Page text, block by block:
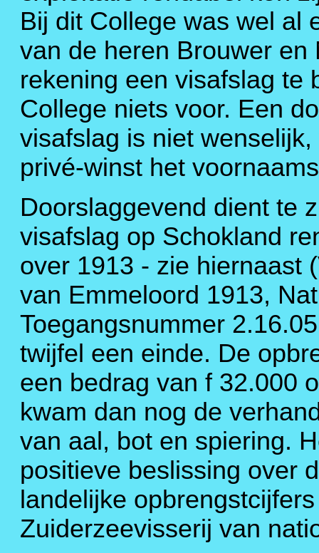
Bij dit College was wel al
van de heren Brouwer
rekening een visafslag te
College niets voor. Een
visafslag is niet
privé-winst het
Doorslaggevend dient te
visafslag op Schokland
over 1913 - zie hiernaast
van Emmeloord 1913,
Toegangsnummer
twijfel een einde. De
een bedrag van f 32.000
kwam dan nog de
van aal, bot en spiering.
positieve beslissing over
landelijke
Zuiderzeevisserij van